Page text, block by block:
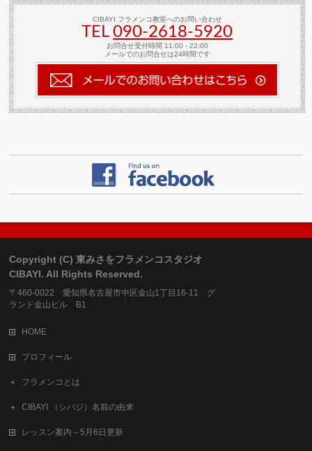
CIBAYI フラメンコ教室へのお問い合わせ
TEL090-2618‐5920
お問合せ受付時間 11:00 - 22:00
メールでのお問合せは24時間です
Copyright (C) 東みさをフラメンコスタジオ
CIBAYI. All Rights Reserved.
〒460-0022 愛知県名古屋市中区金山1丁目16-11 グ
ランド金山ビル B1
HOME
プロフィール
フラメンコとは
CIBAYI （シバジ）名前の由来
レッスン案内～5月6日更新